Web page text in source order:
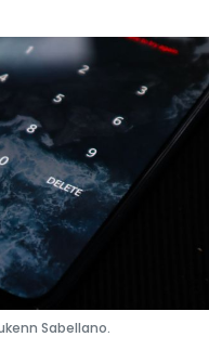
Sabellano.